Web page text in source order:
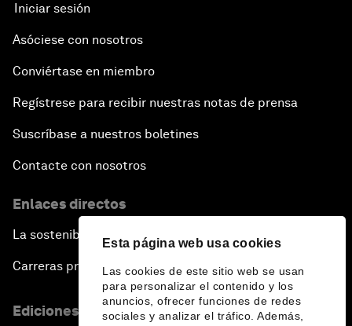
Esta página web usa cookies
Las cookies de este sitio web se usan
para personalizar el contenido y los
anuncios, ofrecer funciones de redes
sociales y analizar el tráfico. Además,
Iniciar sesión
Asóciese con nosotros
Conviértase en miembro
Regístrese para recibir nuestras notas de prensa
Suscríbase a nuestros boletines
Contacte con nosotros
Enlaces directos
La sostenibilidad en el Foro
Carreras profesionales
Ediciones en otros idiomas